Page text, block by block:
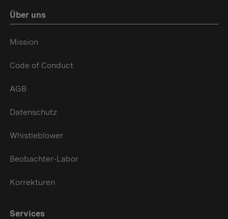
Über uns
Mission
Code of Conduct
AGB
Datenschutz
Whistleblower
Beobachter-Labor
Korrekturen
Services